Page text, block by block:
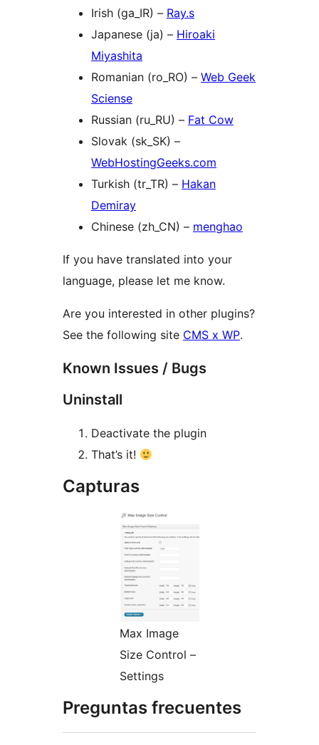
Irish (ga_IR) – Ray.s
Japanese (ja) – Hiroaki
Miyashita
Romanian (ro_RO) – Web Geek
Sciense
Russian (ru_RU) – Fat Cow
Slovak (sk_SK) –
WebHostingGeeks.com
Turkish (tr_TR) – Hakan
Demiray
Chinese (zh_CN) – menghao
If you have translated into your
language, please let me know.
Are you interested in other plugins?
See the following site CMS x WP.
Known Issues / Bugs
Uninstall
Deactivate the plugin
That’s it!
Capturas
Max Image
Size Control –
Settings
Preguntas frecuentes